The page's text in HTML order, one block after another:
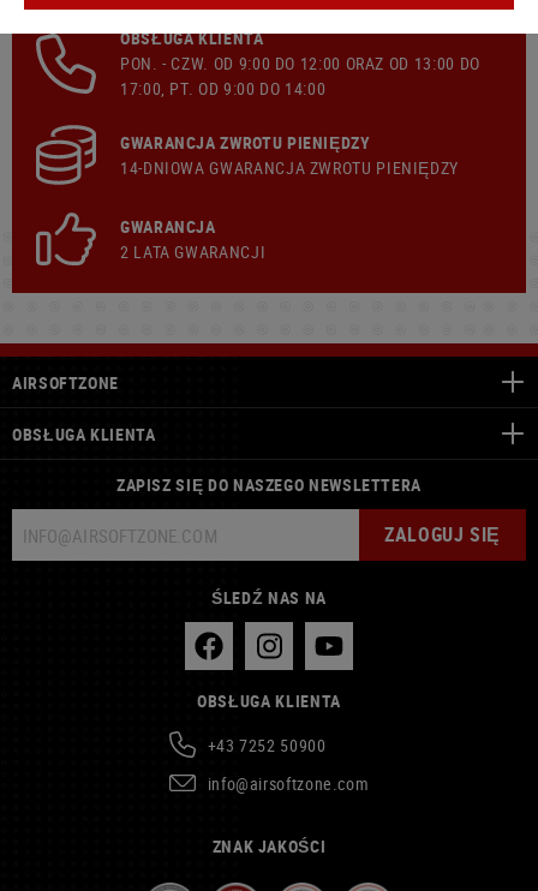
OBSŁUGA KLIENTA
PON. - CZW. OD 9:00 DO 12:00 ORAZ OD 13:00 DO
17:00, PT. OD 9:00 DO 14:00
GWARANCJA ZWROTU PIENIĘDZY
14-DNIOWA GWARANCJA ZWROTU PIENIĘDZY
GWARANCJA
2 LATA GWARANCJI
AIRSOFTZONE
OBSŁUGA KLIENTA
ZAPISZ SIĘ DO NASZEGO NEWSLETTERA
ZALOGUJ SIĘ
ŚLEDŹ NAS NA
OBSŁUGA KLIENTA
+43 7252 50900
info@airsoftzone.com
ZNAK JAKOŚCI